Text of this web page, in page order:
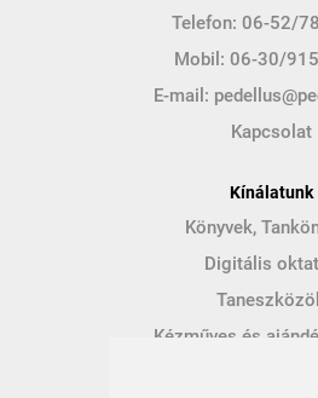
Telefon: 06-52/
Mobil: 06-30/
E-mail:
Kapcsolat
Kínálatunk
Könyvek,
Digitális
Kézműves és